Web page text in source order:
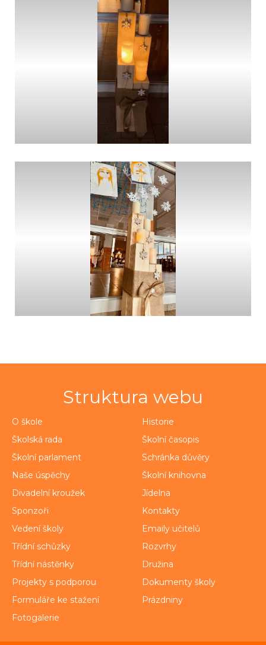
Struktura webu
O škole
Historie
Školská rada
Školní časopis
Školní parlament
Schránka důvěry
Naše úspěchy
Školní knihovna
Divadelní kroužek
Jídelna
Sponzoři
Kontakty
Vedení školy
Emaily učitelů
Třídní schůzky
Rozvrhy
Třídní nástěnky
Družina
Projekty s podporou
Dokumenty školy
Formuláře ke stažení
Prázdniny
Fotogalerie